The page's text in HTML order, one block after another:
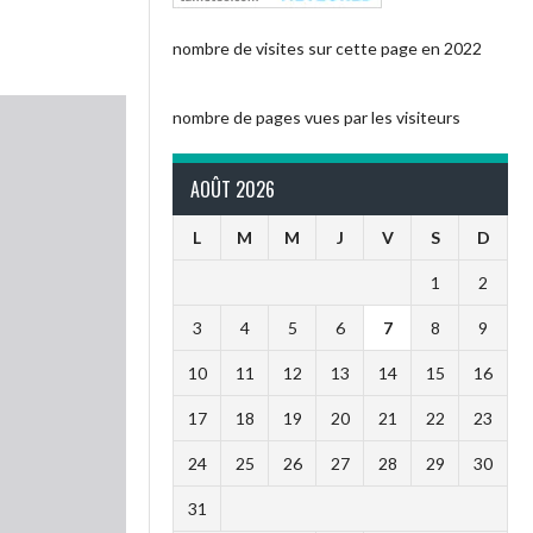
nombre de visites sur cette page en 2022
nombre de pages vues par les visiteurs
AOÛT 2026
L M M J V S D
1 2
3 4 5 6 7 8 9
10 11 12 13 14 15 16
17 18 19 20 21 22 23
24 25 26 27 28 29 30
31